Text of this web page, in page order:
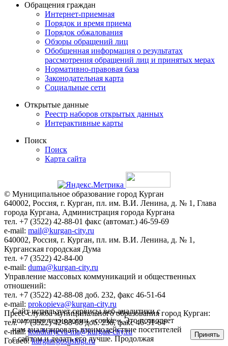
Обращения граждан
Интернет-приемная
Порядок и время приема
Порядок обжалования
Обзоры обращений лиц
Обобщенная информация о результатах
рассмотрения обращений лиц и принятых мерах
Нормативно-правовая база
Законодательная карта
Социальные сети
Открытые данные
Реестр наборов открытых данных
Интерактивные карты
Поиск
Поиск
Карта сайта
© Муниципальное образование город Курган
640002, Россия, г. Курган, пл. им. В.И. Ленина, д. № 1, Глава
города Кургана, Администрация города Кургана
тел. +7 (3522) 42-88-01 факс (автомат.) 46-59-69
e-mail: mail@kurgan-city.ru
640002, Россия, г. Курган, пл. им. В.И. Ленина, д. № 1,
Курганская городская Дума
тел. +7 (3522) 42-84-00
e-mail: duma@kurgan-city.ru
Управление массовых коммуникаций и общественных
отношений:
тел. +7 (3522) 42-88-08 доб. 232, факс 46-51-64
e-mail: prokopieva@kurgan-city.ru
Пресс-служба муниципального образования город Курган:
тел. +7 (3522) 42-88-08 доб. 236, факс 46-51-64
e-mail:kondratyeva-ma@kurgan-city.ru
Госвеб:kurgan.gosuslugi.ru
Сайт использует сервисы веб-аналитики с
помощью технологии «cookie». Это позволяет
нам анализировать взаимодействие посетителей
с сайтом и делать его лучше. Продолжая
Принять